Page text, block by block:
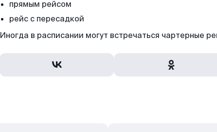
прямым рейсом
рейс с пересадкой
Иногда в расписании могут встречаться чартерные